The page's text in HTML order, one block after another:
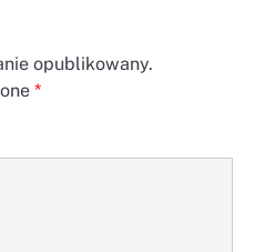
opublikowany.
*